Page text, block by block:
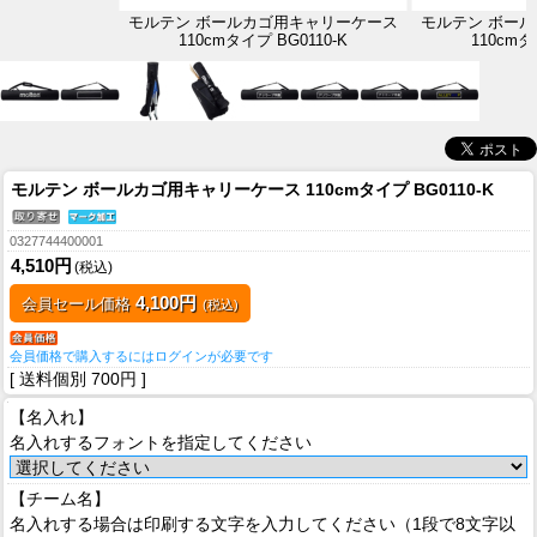
モルテン ボールカゴ用キャリーケース
110cmタイプ BG0110-K
モルテン ボー
110cm
モルテン ボールカゴ用キャリーケース 110cmタイプ BG0110-K
0327744400001
4,510円 (税込)
会員セール価格 4,100円 (税込)
会員価格で購入するにはログインが必要です
[ 送料個別 700円 ]
【名入れ】
名入れするフォントを指定してください
【チーム名】
名入れする場合は印刷する文字を入力してください（1段で8文字以